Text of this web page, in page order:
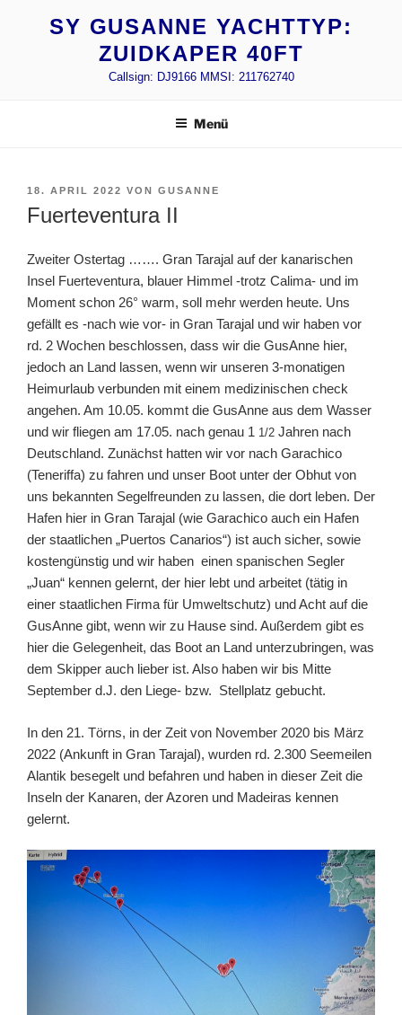
SY GUSANNE YACHTTYP:
ZUIDKAPER 40FT
Callsign: DJ9166 MMSI: 211762740
Menü
VERÖFFENTLICHT
AM
18. APRIL 2022 VON GUSANNE
Fuerteventura II
Zweiter Ostertag ……. Gran Tarajal auf der kanarischen
Insel Fuerteventura, blauer Himmel -trotz Calima- und im
Moment schon 26° warm, soll mehr werden heute. Uns
gefällt es -nach wie vor- in Gran Tarajal und wir haben vor
rd. 2 Wochen beschlossen, dass wir die GusAnne hier,
jedoch an Land lassen, wenn wir unseren 3-monatigen
Heimurlaub verbunden mit einem medizinischen check
angehen. Am 10.05. kommt die GusAnne aus dem Wasser
und wir fliegen am 17.05. nach genau 1 1/2 Jahren nach
Deutschland. Zunächst hatten wir vor nach Garachico
(Teneriffa) zu fahren und unser Boot unter der Obhut von
uns bekannten Segelfreunden zu lassen, die dort leben. Der
Hafen hier in Gran Tarajal (wie Garachico auch ein Hafen
der staatlichen „Puertos Canarios“) ist auch sicher, sowie
kostengünstig und wir haben einen spanischen Segler
„Juan“ kennen gelernt, der hier lebt und arbeitet (tätig in
einer staatlichen Firma für Umweltschutz) und Acht auf die
GusAnne gibt, wenn wir zu Hause sind. Außerdem gibt es
hier die Gelegenheit, das Boot an Land unterzubringen, was
dem Skipper auch lieber ist. Also haben wir bis Mitte
September d.J. den Liege- bzw. Stellplatz gebucht.
In den 21. Törns, in der Zeit von November 2020 bis März
2022 (Ankunft in Gran Tarajal), wurden rd. 2.300 Seemeilen
Alantik besegelt und befahren und haben in dieser Zeit die
Inseln der Kanaren, der Azoren und Madeiras kennen
gelernt.